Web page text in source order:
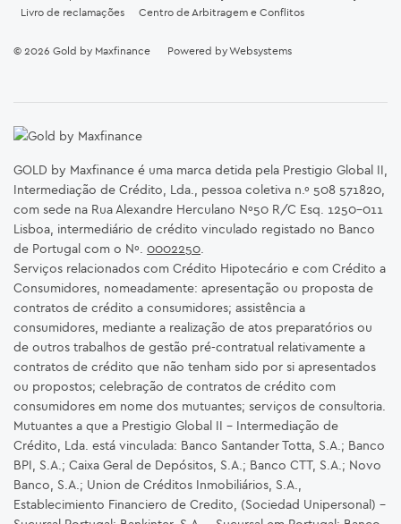
Livro de reclamações
Centro de Arbitragem e Conflitos
© 2026 Gold by Maxfinance Powered byWebsystems
GOLD by Maxfinance é uma marca detida pela Prestigio Global II,
Intermediação de Crédito, Lda., pessoa coletiva n.º 508 571820,
com sede na Rua Alexandre Herculano Nº50 R/C Esq. 1250-011
Lisboa, intermediário de crédito vinculado registado no Banco
de Portugal com o Nº. 0002250.
Serviços relacionados com Crédito Hipotecário e com Crédito a
Consumidores, nomeadamente: apresentação ou proposta de
contratos de crédito a consumidores; assistência a
consumidores, mediante a realização de atos preparatórios ou
de outros trabalhos de gestão pré-contratual relativamente a
contratos de crédito que não tenham sido por si apresentados
ou propostos; celebração de contratos de crédito com
consumidores em nome dos mutuantes; serviços de consultoria.
Mutuantes a que a Prestigio Global II – Intermediação de
Crédito, Lda. está vinculada: Banco Santander Totta, S.A.; Banco
BPI, S.A.; Caixa Geral de Depósitos, S.A.; Banco CTT, S.A.; Novo
Banco, S.A.; Union de Créditos Inmobiliários, S.A.,
Establecimiento Financiero de Credito, (Sociedad Unipersonal) -